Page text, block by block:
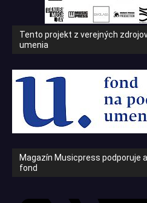
Tento projekt z verejných
umenia
Magazín Musicpress podporuje
fond